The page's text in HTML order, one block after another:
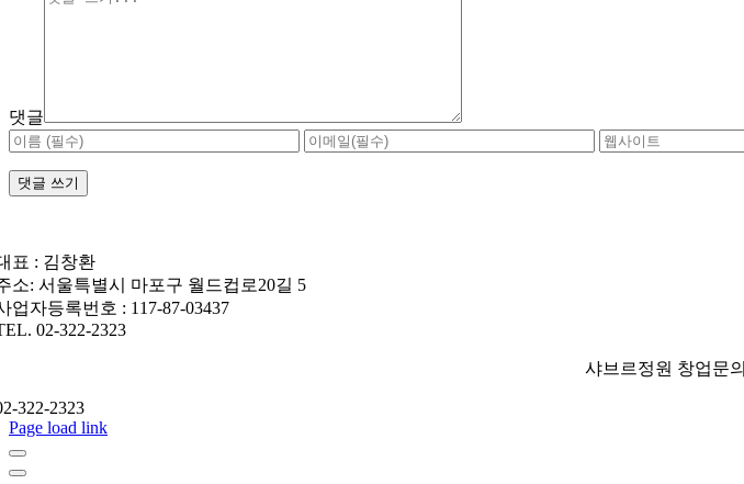
댓글
표 : 김창환
소: 서울특별시 마포구 월드컵로20길 5
업자등록번호 : 117-87-03437
02-322-2323
샤브르정원 창업문의
322-2323
Page load link